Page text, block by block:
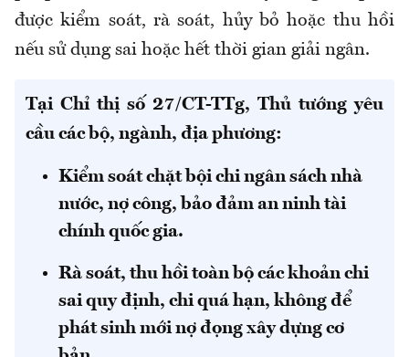
được kiểm soát, rà soát, hủy bỏ hoặc thu hồi
nếu sử dụng sai hoặc hết thời gian giải ngân.
Tại Chỉ thị số 27/CT-TTg, Thủ tướng yêu
cầu các bộ, ngành, địa phương:
Kiểm soát chặt bội chi ngân sách nhà
nước, nợ công, bảo đảm an ninh tài
chính quốc gia.
Rà soát, thu hồi toàn bộ các khoản chi
sai quy định, chi quá hạn, không để
phát sinh mới nợ đọng xây dựng cơ